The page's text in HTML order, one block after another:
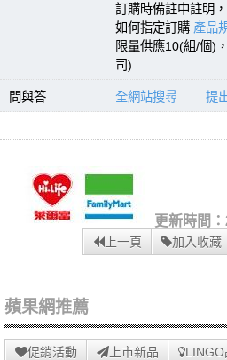
訂購時備註中註明
如何指定訂購 產品
限量供應10(組/個)
司)
問與答 全網站搜尋 提
更新時間
上一頁 加入收藏
蘋果網推薦
促銷活動 上市新品